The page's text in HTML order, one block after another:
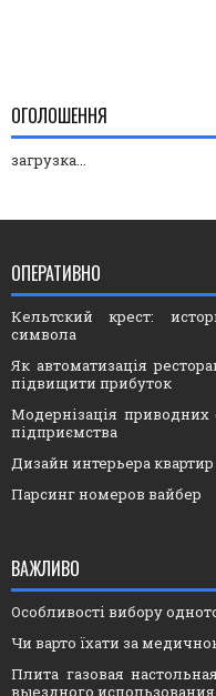
ОГОЛОШЕННЯ
загрузка...
ОПЕРАТИВНО
Кельтский крест:
символа
Як автоматизація
підвищити прибуток
Модернізація приводних
підприємства
Дизайн интерьера
Парсинг номеров вайбер
ВАЖЛИВО
Особливості вибору
Чи варто їхати за
Плита газовая